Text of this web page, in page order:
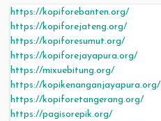
https://kopiforebanten.org/
https://kopiforejateng.org/
https://kopiforesumut.org/
https://kopiforejayapura.org/
https://mixuebitung.org/
https://kopikenanganjayapura.org/
https://kopiforetangerang.org/
https://pagisorepik.org/